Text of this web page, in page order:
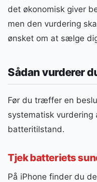
det økonomisk giver
men den vurdering
ønsket om at sælge
Sådan vurderer
Før du træffer en
systematisk vurdering
batteritilstand.
Tjek batteriets
På iPhone finder du